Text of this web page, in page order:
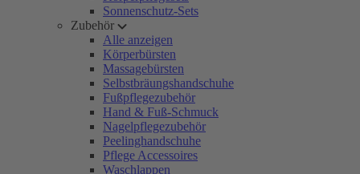
Sonnenschutz-Sets
Zubehör
Alle anzeigen
Körperbürsten
Massagebürsten
Selbstbräungshandschuhe
Fußpflegezubehör
Hand & Fuß-Schmuck
Nagelpflegezubehör
Peelinghandschuhe
Pflege Accessoires
Waschlappen